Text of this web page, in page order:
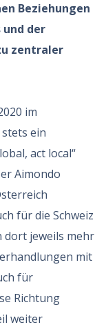
Beziehungen
und der
zentraler
im
ein
act local“
Aimondo
für die Schweiz
dort jeweils mehr
mit
für
Richtung
weiter